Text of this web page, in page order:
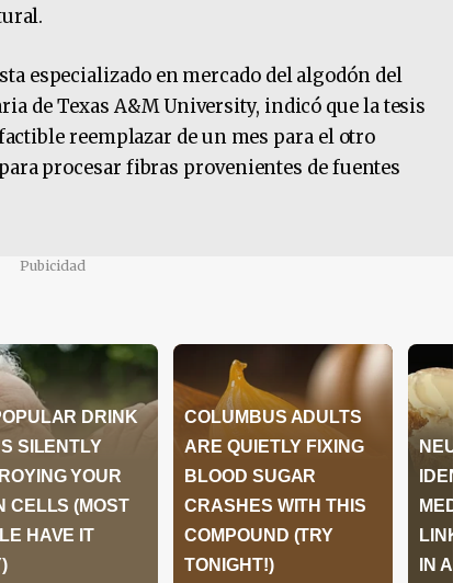
especializado en mercado del algodón del
de Texas A&M University, indicó que la tesis
reemplazar de un mes para el otro
procesar fibras provenientes de fuentes
Pubicidad